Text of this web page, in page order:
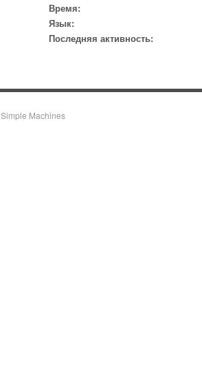
Время:
Язык:
Последняя активность:
Simple Machines